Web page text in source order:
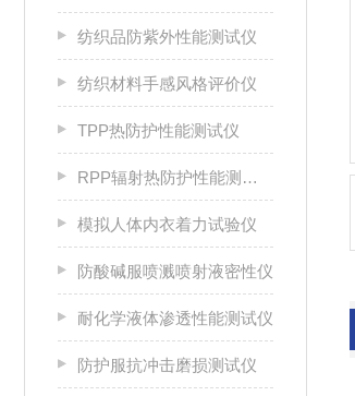
纺织品防紫外性能测试仪
纺织材料手感风格评价仪
TPP热防护性能测试仪
RPP辐射热防护性能测试仪
模拟人体内衣着力试验仪
防酸碱服喷溅喷射液密性仪
耐化学液体渗透性能测试仪
防护服抗冲击磨损测试仪